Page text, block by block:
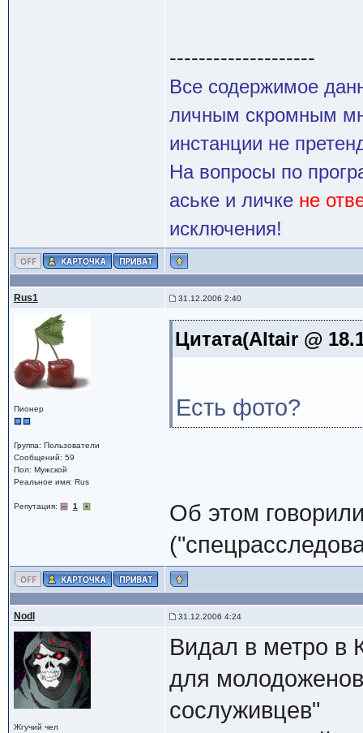
--------------------
Все содержимое
личным скромным
инстанции не
На вопросы по
аське и личке не
исключения!
Rus1 31.12.2006 2:40
Пионер
Группа: Пользователи
Сообщений: 59
Пол: Мужской
Реальное имя: Rus
Репутация: 1
Цитата(Altair @
Есть фото?
Об этом
Nodl 31.12.2006 4:24
Жгучий чел
Видал в метро в
для
сослуживцев"